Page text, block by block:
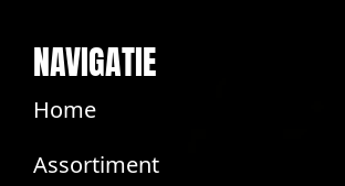
NAVIGATIE
Home
Assortiment